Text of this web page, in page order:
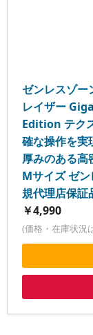
ゼンレスゾー
レイザー
Edition テク
確な操作を実
厚みのある高
Mサイズ ゼ
規代理店保証
￥4,990
(価格・在庫状況